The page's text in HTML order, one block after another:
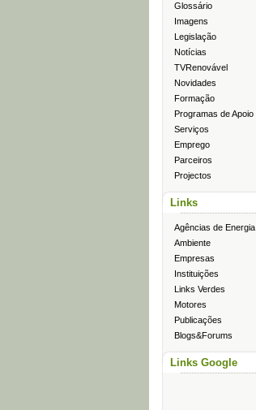
Glossário
Imagens
Legislação
Notícias
TVRenovável
Novidades
Formação
Programas de Apoio
Serviços
Emprego
Parceiros
Projectos
Links
Agências de Energia
Ambiente
Empresas
Instituições
Links Verdes
Motores
Publicações
Blogs&Forums
Links Google